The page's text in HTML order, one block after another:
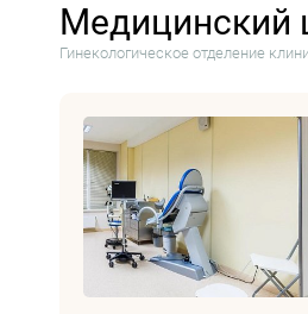
Медицинский
Гинекологическое отделение